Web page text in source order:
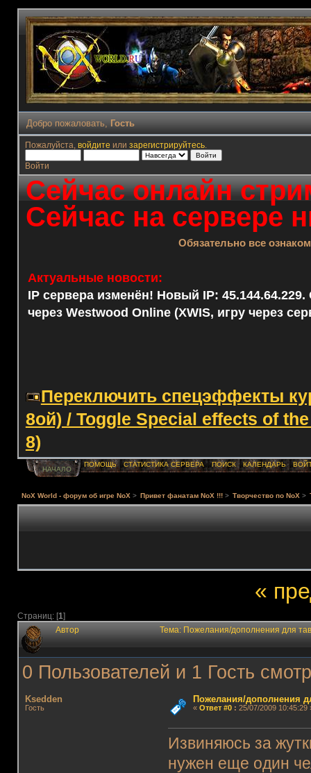
Добро пожаловать, Гость
Пожалуйста, войдите или зарегистрируйтесь.
Войти
Сейчас онлайн
Сейчас на сервере
Обязательно все
Актуальные новости:
IP сервера изменён! Новый IP: 45.144.64.229.
через Westwood Online (XWIS, игру через
Переключить спецэффекты
8ой) / Toggle Special effects of
8)
НАЧАЛО
ПОМОЩЬ СТАТИСТИКА СЕРВЕРА ПОИСК КАЛЕНДАРЬ
NoX World - форум об игре NoX > Привет фанатам NoX !!! > Творчество по NoX >
«
Страниц: [1]
Автор Тема: Пожелания/дополнения для
0 Пользователей и 1 Гость
Ksedden
Гость
Пожелания/дополнения
« Ответ #0: 25/07/2009 10:45:29
Извиняюсь за
нужен еще один